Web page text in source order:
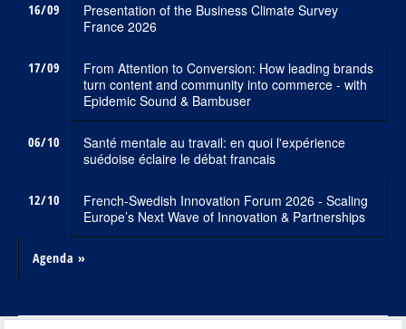
16/09
Presentation of the Business Climate Survey
France 2026
17/09
From Attention to Conversion: How leading brands
turn content and community into commerce - with
Epidemic Sound & Bambuser
06/10
Santé mentale au travail: en quoi l'expérience
suédoise éclaire le débat francais
12/10
French-Swedish Innovation Forum 2026 - Scaling
Europe’s Next Wave of Innovation & Partnerships
Agenda »